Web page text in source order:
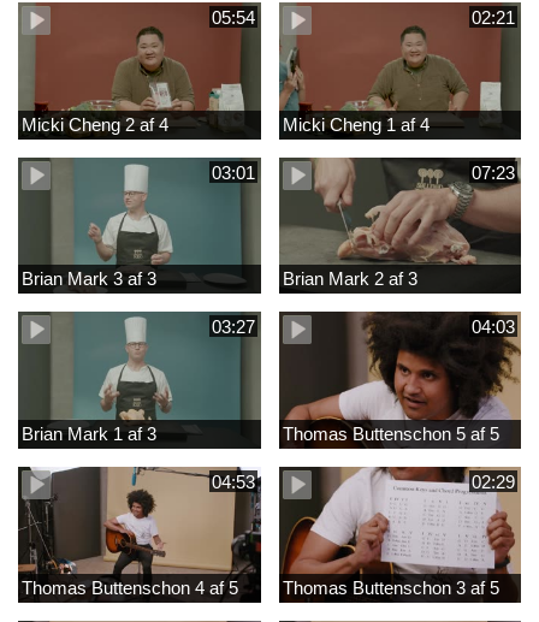
05:54
Micki Cheng 2 af 4
02:21
Micki Cheng 1 af 4
03:01
Brian Mark 3 af 3
07:23
Brian Mark 2 af 3
03:27
Brian Mark 1 af 3
04:03
Thomas Buttenschon 5 af 5
04:53
Thomas Buttenschon 4 af 5
02:29
Thomas Buttenschon 3 af 5